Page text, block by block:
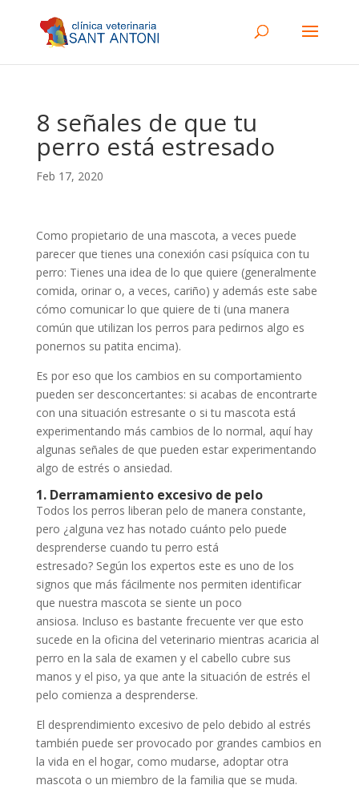
8 señales de que tu
perro está estresado
Feb 17, 2020
Como propietario de una mascota, a veces puede
parecer que tienes una conexión casi psíquica con tu
perro: Tienes una idea de lo que quiere (generalmente
comida, orinar o, a veces, cariño) y además este sabe
cómo comunicar lo que quiere de ti (una manera
común que utilizan los perros para pedirnos algo es
ponernos su patita encima).
Es por eso que los cambios en su comportamiento
pueden ser desconcertantes: si acabas de encontrarte
con una situación estresante o si tu mascota está
experimentando más cambios de lo normal, aquí hay
algunas señales de que pueden estar experimentando
algo de estrés o ansiedad.
1. Derramamiento excesivo de pelo
Todos los perros liberan pelo de manera constante,
pero ¿alguna vez has notado cuánto pelo puede
desprenderse cuando tu perro está
estresado? Según los expertos este es uno de los
signos que más fácilmente nos permiten identificar
que nuestra mascota se siente un poco
ansiosa. Incluso es bastante frecuente ver que esto
sucede en la oficina del veterinario mientras acaricia al
perro en la sala de examen y el cabello cubre sus
manos y el piso, ya que ante la situación de estrés el
pelo comienza a desprenderse.
El desprendimiento excesivo de pelo debido al estrés
también puede ser provocado por grandes cambios en
la vida en el hogar, como mudarse, adoptar otra
mascota o un miembro de la familia que se muda.